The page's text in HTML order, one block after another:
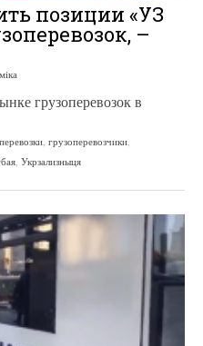
позиции «УЗ
–
грузоперевозок в
, грузоперевозчики,
, Укрзализныця